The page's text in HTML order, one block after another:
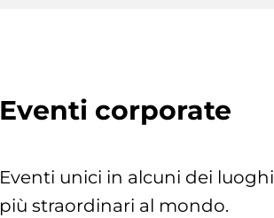
Eventi corporate
Eventi unici in alcuni dei luoghi
più straordinari al mondo.